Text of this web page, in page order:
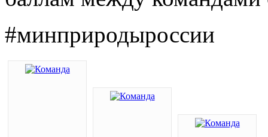
#минприродыроссии